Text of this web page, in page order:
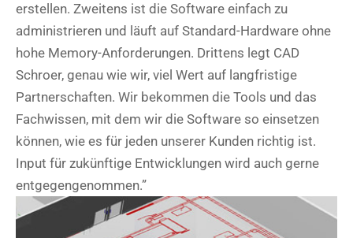
erstellen. Zweitens ist die Software einfach zu
administrieren und läuft auf Standard-Hardware ohne
hohe Memory-Anforderungen. Drittens legt CAD
Schroer, genau wie wir, viel Wert auf langfristige
Partnerschaften. Wir bekommen die Tools und das
Fachwissen, mit dem wir die Software so einsetzen
können, wie es für jeden unserer Kunden richtig ist.
Input für zukünftige Entwicklungen wird auch gerne
entgegengenommen.”